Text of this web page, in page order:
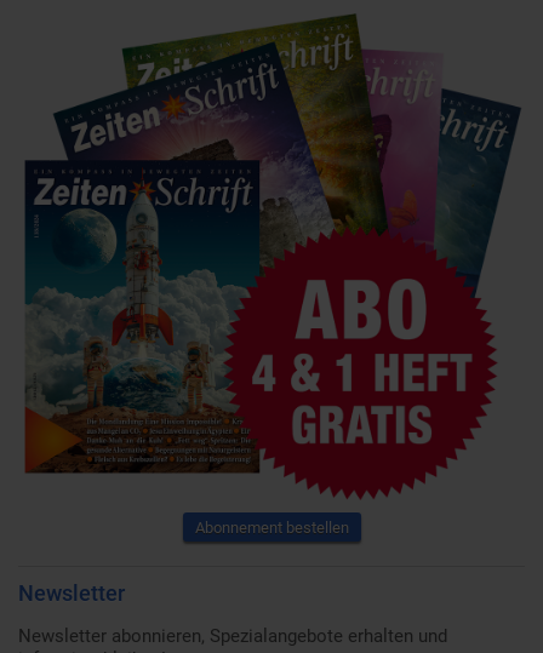
Abonnement bestellen
Newsletter
Newsletter abonnieren, Spezialangebote erhalten und